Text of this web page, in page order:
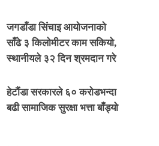
जगडाँडा सिंचाइ आयोजनाको
साँढे ३ किलोमीटर काम सकियो,
स्थानीयले ३२ दिन श्रमदान गरे
हेटौंडा सरकारले ६० करोडभन्दा
बढी सामाजिक सुरक्षा भत्ता बाँड्यो